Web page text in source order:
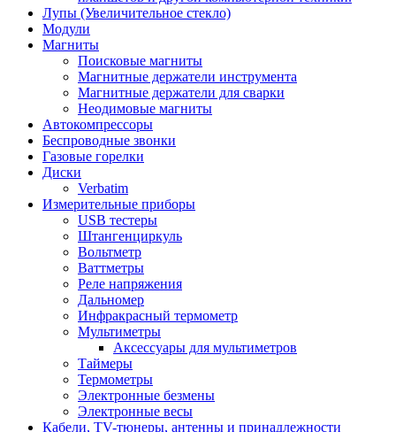
Лупы (Увеличительное стекло)
Модули
Магниты
Поисковые магниты
Магнитные держатели инструмента
Магнитные держатели для сварки
Неодимовые магниты
Автокомпрессоры
Беспроводные звонки
Газовые горелки
Диски
Verbatim
Измерительные приборы
USB тестеры
Штангенциркуль
Вольтметр
Ваттметры
Реле напряжения
Дальномер
Инфракрасный термометр
Мультиметры
Аксессуары для мультиметров
Таймеры
Термометры
Электронные безмены
Электронные весы
Кабели, TV-тюнеры, антенны и принадлежности